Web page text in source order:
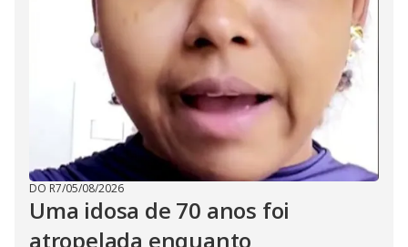
DO R7/05/08/2026
Uma idosa de 70 anos foi
atropelada enquanto